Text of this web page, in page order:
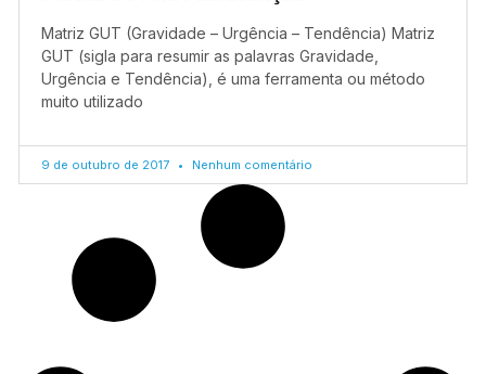
Matriz GUT (Gravidade – Urgência – Tendência) Matriz
GUT (sigla para resumir as palavras Gravidade,
Urgência e Tendência), é uma ferramenta ou método
muito utilizado
9 de outubro de 2017 Nenhum comentário